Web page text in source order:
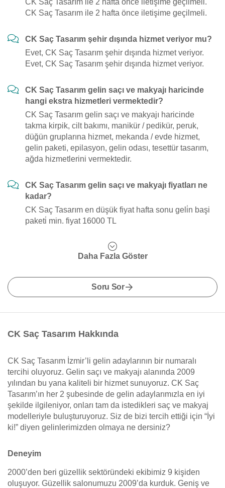
CK Saç Tasarım ile 2 hafta önce iletişime geçilmeli.
CK Saç Tasarım ile 2 hafta önce iletişime geçilmeli.
CK Saç Tasarım şehir dışında hizmet veriyor mu?
Evet, CK Saç Tasarım şehir dışında hizmet veriyor.
Evet, CK Saç Tasarım şehir dışında hizmet veriyor.
CK Saç Tasarım gelin saçı ve makyajı haricinde
hangi ekstra hizmetleri vermektedir?
CK Saç Tasarım gelin saçı ve makyajı haricinde
takma kirpik, cilt bakımı, manikür / pedikür, peruk,
düğün gruplarına hizmet, mekanda / evde hizmet,
gelin paketi, epilasyon, gelin odası, tesettür tasarım,
ağda hizmetlerini vermektedir.
CK Saç Tasarım gelin saçı ve makyajı fiyatları ne
kadar?
CK Saç Tasarım en düşük fiyat hafta sonu geli̇n başi
paketi̇ min. fiyat 16000 TL
Daha Fazla Göster
Soru Sor
CK Saç Tasarım Hakkında
CK Saç Tasarım İzmir’li gelin adaylarının bir numaralı
tercihi oluyoruz. Gelin saçı ve makyajı alanında 2009
yılından bu yana kaliteli bir hizmet sunuyoruz. CK Saç
Tasarım’ın her 2 şubesinde de gelin adaylarımızla en iyi
şekilde ilgileniyor, onları tam da istedikleri saç ve makyaj
modelleriyle buluşturuyoruz. Siz de bizi tercih ettiği için “İyi
ki!” diyen gelinlerimizden olmaya ne dersiniz?
Deneyim
2000’den beri güzellik sektöründeki ekibimiz 9 kişiden
oluşuyor. Güzellik salonumuzu 2009’da kurduk. Geniş ve